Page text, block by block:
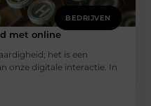
BEDRIJVEN
met online
het is een
onze digitale interactie. In